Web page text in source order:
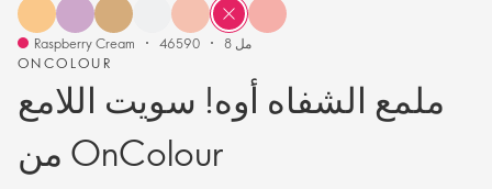
ONCOLOUR
ملمع الشفاه أوه! سويت اللامع
من OnColour
Raspberry Cream 46590 8 مل